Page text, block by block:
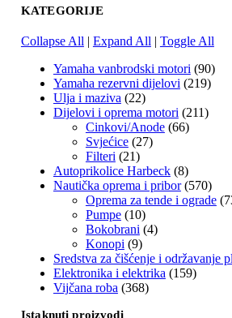
KATEGORIJE
Collapse All | Expand All | Toggle All
Yamaha vanbrodski motori (90)
Yamaha rezervni dijelovi (219)
Ulja i maziva (22)
Dijelovi i oprema motori (211)
Cinkovi/Anode (66)
Svjećice (27)
Filteri (21)
Autoprikolice Harbeck (8)
Nautička oprema i pribor (570)
Oprema za tende i ograde
Pumpe (10)
Bokobrani (4)
Konopi (9)
Sredstva za čišćenje i održavanje
Elektronika i elektrika (159)
Vijčana roba (368)
Istaknuti proizvodi